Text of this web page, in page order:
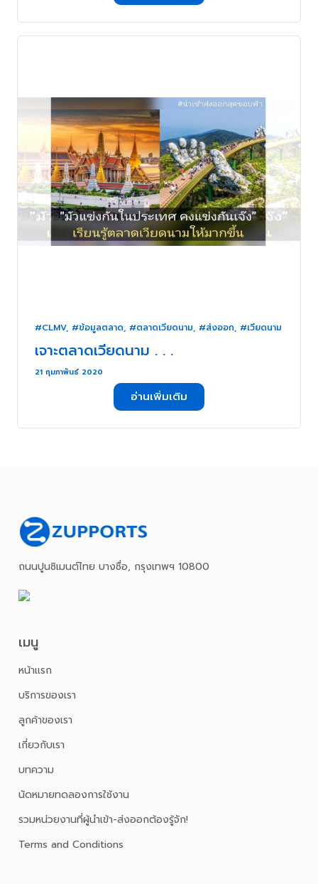
#CLMV, #ข้อมูลตลาด, #ตลาดเวียดนาม, #ส่งออก, #เวียดนาม
เจาะตลาดเวียดนาม . . .
21 กุมภาพันธ์ 2020
อ่านเพิ่มเติม
ถนนปูนซิเมนต์ไทย บางซื่อ, กรุงเทพฯ 10800
เมนู
หน้าเเรก
บริการของเรา
ลูกค้าของเรา
เกี่ยวกับเรา
บทความ
นัดหมายทดลองการใช้งาน
รวมหน่วยงานที่ผู้นำเข้า-ส่งออกต้องรู้จัก!
Terms and Conditions